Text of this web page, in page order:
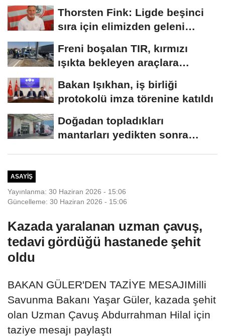
Thorsten Fink: Ligde beşinci
sıra için elimizden geleni
Freni boşalan TIR, kırmızı
ışıkta bekleyen araçlara
Bakan Işıkhan, iş birliği
protokolü imza törenine katıldı
Doğadan topladıkları
mantarları yedikten sonra
ASAYIŞ
Yayınlanma: 30 Haziran 2026 - 15:06
Güncelleme: 30 Haziran 2026 - 15:06
Kazada yaralanan uzman çavuş,
tedavi gördüğü hastanede şehit
oldu
BAKAN GÜLER'DEN TAZİYE MESAJIMilli
Savunma Bakanı Yaşar Güler, kazada şehit
olan Uzman Çavuş Abdurrahman Hilal için
taziye mesajı paylaştı